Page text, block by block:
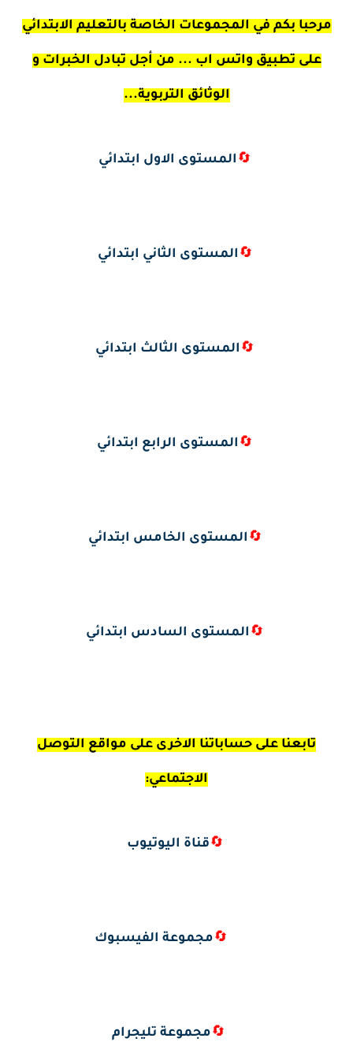
مرحبا بكم في المجموعات الخاصة بالتعليم الابتدائي
على تطبيق واتس اب ... من أجل تبادل الخبرات و
الوثائق التربوية...
🔄 المستوى الاول ابتدائي
🔄 المستوى الثاني ابتدائي
🔄 المستوى الثالث ابتدائي
🔄 المستوى الرابع ابتدائي
🔄 المستوى الخامس ابتدائي
🔄 المستوى السادس ابتدائي
تابعنا على حساباتنا الاخرى على مواقع التوصل
الاجتماعي:
🔄قناة اليوتيوب
🔄مجموعة الفيسبوك
🔄مجموعة تليجرام